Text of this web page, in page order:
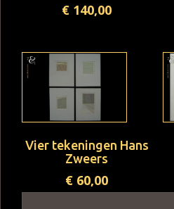
€ 140,00
Vier tekeningen Hans
Zweers
€ 60,00